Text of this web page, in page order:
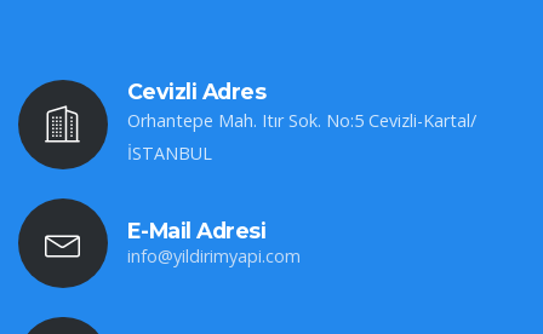
Cevizli Adres
Orhantepe Mah. Itır Sok. No:5 Cevizli-Kartal/
İSTANBUL
E-Mail Adresi
info@yildirimyapi.com